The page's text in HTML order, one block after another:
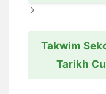
Takwim
Tarikh